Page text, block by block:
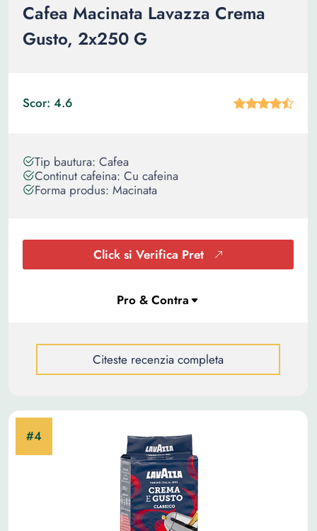
Cafea Macinata Lavazza Crema
Gusto, 2x250 G
Scor: 4.6
Tip bautura: Cafea
Continut cafeina: Cu cafeina
Forma produs: Macinata
Click si Verifica Pret
Citeste recenzia completa